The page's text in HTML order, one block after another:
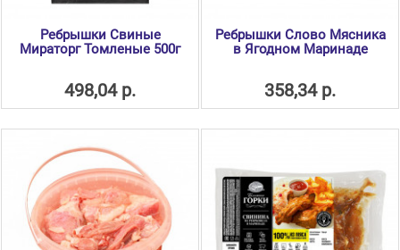
Ребрышки Свиные
Мираторг Томленые 500г
498,04 р.
Ребрышки Слово Мясника
в Ягодном Маринаде
358,34 р.